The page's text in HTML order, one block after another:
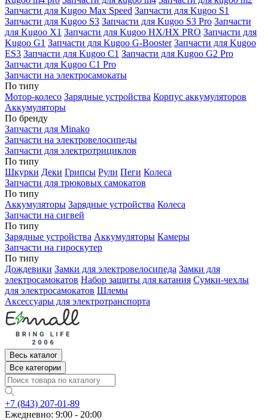
Запчасти для Kugoo Max Speed Запчасти для Kugoo S1
Запчасти для Kugoo S3 Запчасти для Kugoo S3 Pro Запчасти
для Kugoo X1 Запчасти для Kugoo HX/HX PRO Запчасти для
Kugoo G1 Запчасти для Kugoo G-Booster Запчасти для Kugoo
ES3 Запчасти для Kugoo C1 Запчасти для Kugoo G2 Pro
Запчасти для Kugoo C1 Pro
Запчасти на электросамокаты
По типу
Мотор-колесо Зарядные устройства Корпус аккумуляторов
Аккумуляторы
По бренду
Запчасти для Minako
Запчасти на электровелосипеды
Запчасти для электротрициклов
По типу
Шкурки Деки Грипсы Рули Пеги Колеса
Запчасти для трюковых самокатов
По типу
Аккумуляторы Зарядные устройства Колеса
Запчасти на сигвей
По типу
Зарядные устройства Аккумуляторы Камеры
Запчасти на гироскутер
По типу
Дождевики Замки для электровелосипеда Замки для
электросамокатов Набор защиты для катания Сумки-чехлы
для электросамокатов Шлемы
Аксессуары для электротранспорта
Весь каталог
Все категории
+7 (843) 207-01-89
Ежедневно: 9:00 - 20:00